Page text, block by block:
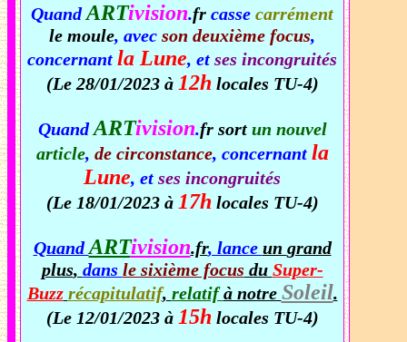
QuandARTivision.fr casse carrément
le moule, avec son deuxième focus,
concernant la Lune, et ses incongruités
(Le 28/01/2023 à 12h locales TU-4)
QuandARTivision.fr sort un nouvel
article, de circonstance, concernant la
Lune, et ses incongruités
(Le 18/01/2023 à 17h locales TU-4)
QuandARTivision.fr, lance un grand
plus, dans le sixième focus du Super-
Buzz récapitulatif, relatifà notre Soleil.
(Le 12/01/2023 à 15h locales TU-4)